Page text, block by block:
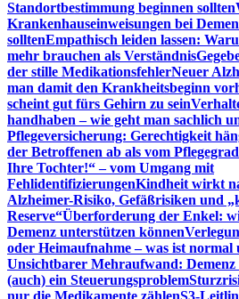
Standortbestimmung beginnen sollten
Krankenhauseinweisungen bei
solltenEmpathisch leiden lassen:
mehr brauchen als Verständnis
der stille MedikationsfehlerNeuer
man damit den Krankheitsbeginn
scheint gut fürs Gehirn zu sein
handhaben – wie geht man sachlich
Pflegeversicherung: Gerechtigkeit
der Betroffenen ab als vom Pflegegrad
Ihre Tochter!“ – vom Umgang mit
FehlidentifizierungenKindheit wirkt
Alzheimer-Risiko, Gefäßrisiken und
Reserve“Überforderung der Enkel:
Demenz unterstützen können
oder Heimaufnahme – was ist normal
Unsichtbarer Mehraufwand:
(auch) ein Steuerungsproblem
nur die Medikamente zählenS3-